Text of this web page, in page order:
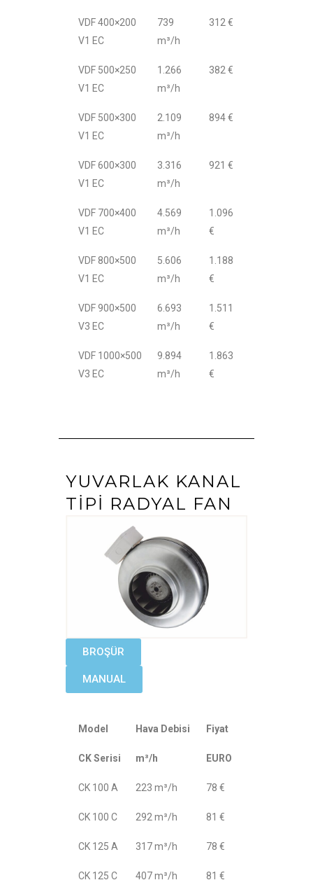
VDF 400×200
V1 EC
739
m³/h
312 €
VDF 500×250
V1 EC
1.266
m³/h
382 €
VDF 500×300
V1 EC
2.109
m³/h
894 €
VDF 600×300
V1 EC
3.316
m³/h
921 €
VDF 700×400
V1 EC
4.569
m³/h
1.096
€
VDF 800×500
V1 EC
5.606
m³/h
1.188
€
VDF 900×500
V3 EC
6.693
m³/h
1.511
€
VDF 1000×500
V3 EC
9.894
m³/h
1.863
€
YUVARLAK KANAL
TIPI RADYAL FAN
BROŞÜR
MANUAL
Model Hava Debisi Fiyat
CK Serisi m³/h EURO
CK 100 A 223 m³/h 78 €
CK 100 C 292 m³/h 81 €
CK 125 A 317 m³/h 78 €
CK 125 C 407 m³/h 81 €